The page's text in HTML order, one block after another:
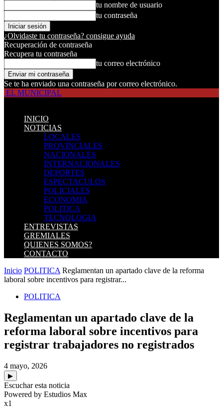
tu nombre de usuario
tu contraseña
¿Olvidaste tu contraseña? consigue ayuda
Recuperación de contraseña
Recupera tu contraseña
tu correo electrónico
Se te ha enviado una contraseña por correo electrónico.
EL MUNICIPAL
INICIO
NOTICIAS
LOCALES
PROVINCIALES
NACIONALES
INTERNACIONALES
DEPORTES
ESPECTACULOS
POLICIALES
ECONOMIA
POLITICA
TECNOLOGIA
ENTREVISTAS
GREMIALES
QUIENES SOMOS?
CONTACTO
Inicio POLITICA Reglamentan un apartado clave de la reforma
laboral sobre incentivos para registrar...
POLITICA
Reglamentan un apartado clave de la
reforma laboral sobre incentivos para
registrar trabajadores no registrados
4 mayo, 2026
▶
Escuchar esta noticia
Powered by Estudios Max
x1